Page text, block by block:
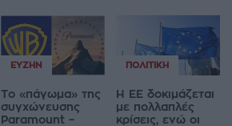
ΕΥΖΗΝ
Το «πάγωμα» της
συγχώνευσης
Paramount –
ΠΟΛΙΤΙΚΉ
Η ΕΕ δοκιμάζεται
με πολλαπλές
κρίσεις, ενώ οι